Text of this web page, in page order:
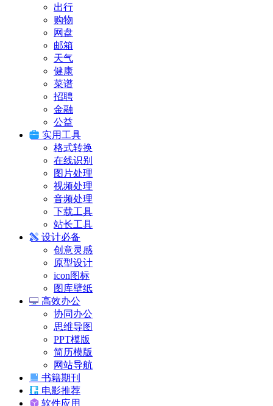
出行
购物
网盘
邮箱
天气
健康
菜谱
招聘
金融
公益
实用工具
格式转换
在线识别
图片处理
视频处理
音频处理
下载工具
站长工具
设计必备
创意灵感
原型设计
icon图标
图库壁纸
高效办公
协同办公
思维导图
PPT模版
简历模版
网站导航
书籍期刊
电影推荐
软件应用